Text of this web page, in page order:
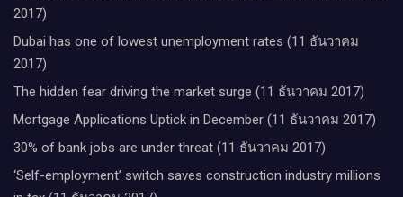
2017)
Dubai has one of lowest unemployment rates (11 ธันวาคม
2017)
The hidden fear driving the market surge (11 ธันวาคม 2017)
Mortgage Applications Uptick in December (11 ธันวาคม 2017)
30% of bank jobs are under threat (11 ธันวาคม 2017)
‘Self-employment’ switch saves construction industry millions